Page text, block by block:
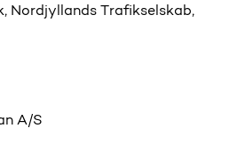
Nordjyllands Trafikselskab,
A/S